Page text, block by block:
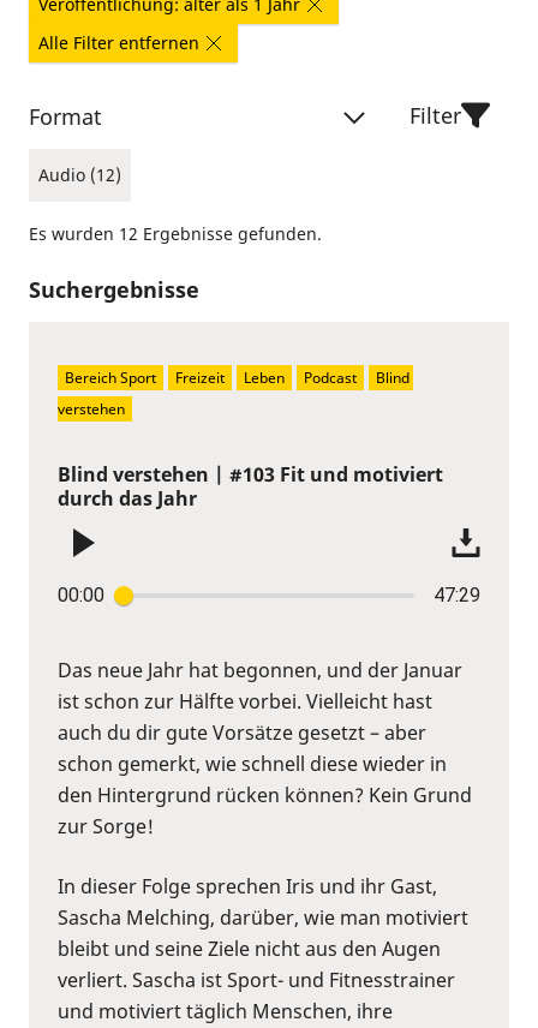
Alle Filter entfernen
Format
Audio (12)
Filter
Es wurden 12 Ergebnisse gefunden.
Suchergebnisse
Blind verstehen | #103 Fit und motiviert
durch das Jahr
00:00 47:29
Das neue Jahr hat begonnen, und der Januar
ist schon zur Hälfte vorbei. Vielleicht hast
auch du dir gute Vorsätze gesetzt – aber
schon gemerkt, wie schnell diese wieder in
den Hintergrund rücken können? Kein Grund
zur Sorge!
In dieser Folge sprechen Iris und ihr Gast,
Sascha Melching, darüber, wie man motiviert
bleibt und seine Ziele nicht aus den Augen
verliert. Sascha ist Sport- und Fitnesstrainer
und motiviert täglich Menschen, ihre
Bereich Sport Freizeit Leben Podcast
Blind
verstehen